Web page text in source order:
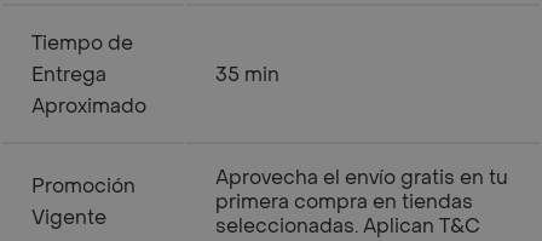
Tiempo de
Entrega
Aproximado
35 min
Promoción
Vigente
Aprovecha el envío gratis en tu
primera compra en tiendas
seleccionadas. Aplican T&C